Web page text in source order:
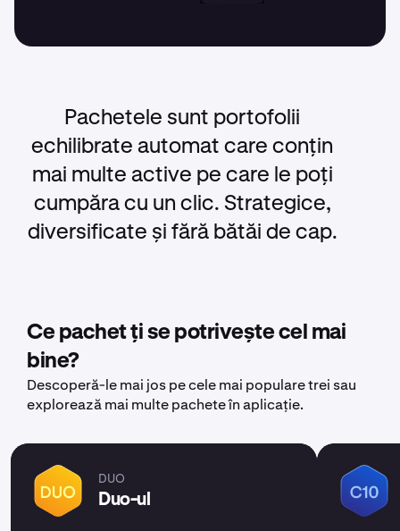
Pachetele sunt portofolii
echilibrate automat care conțin
mai multe active pe care le poți
cumpăra cu un clic. Strategice,
diversificate și fără bătăi de cap.
Ce pachet ți se potrivește cel mai
bine?
Descoperă-le mai jos pe cele mai populare trei sau
explorează mai multe pachete în aplicație.
DUO
Duo-ul